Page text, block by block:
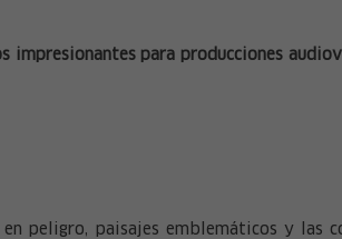
impresionantes para producciones
peligro, paisajes emblemáticos y las